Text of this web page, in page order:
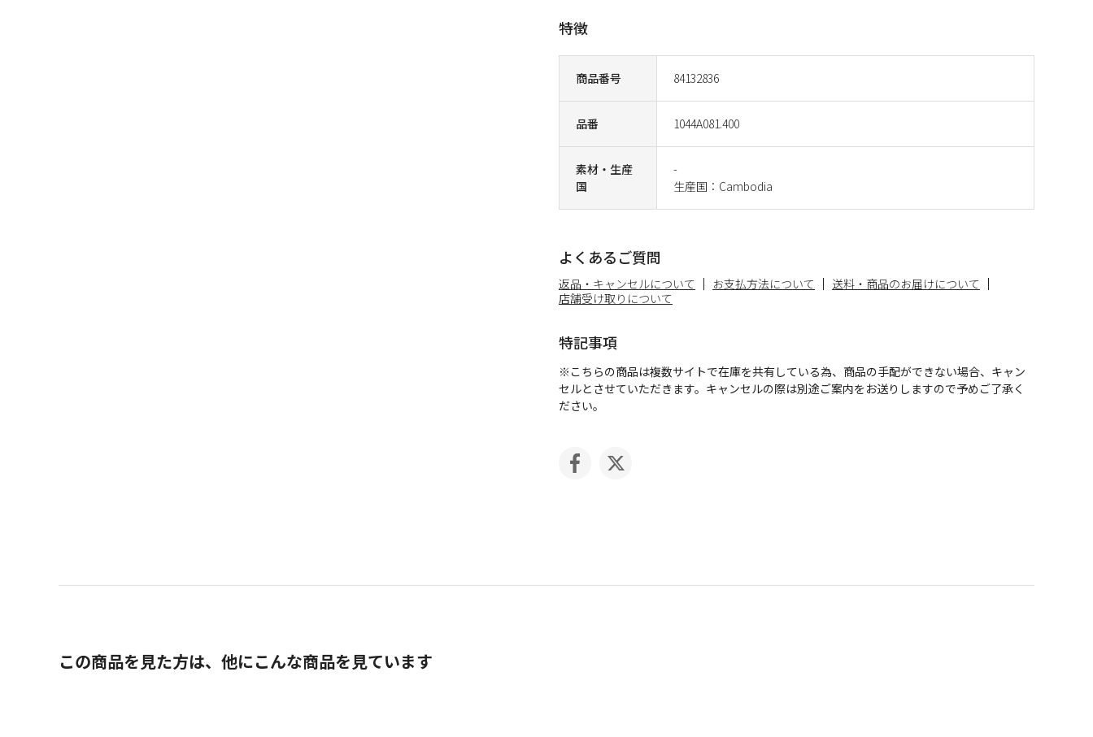
商品番号 84132836
品番 1044A081.400
素材・生産
国
-
生産国：Cambodia
特徴
よくあるご質問
返品・キャンセルについて お支払方法について
送料・商品のお届けについて
店舗受け取りについて
特記事項
※こちらの商品は複数サイトで在庫を共有している為、商品の手配ができない場合、キャン
セルとさせていただきます。キャンセルの際は別途ご案内をお送りしますので予めご了承く
ださい。
この商品を見た方は、他にこんな商品を見ています